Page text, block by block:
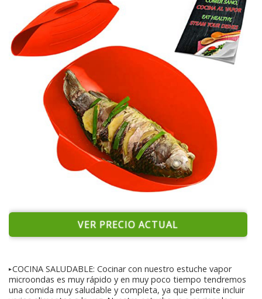
VER PRECIO ACTUAL
➤COCINA SALUDABLE: Cocinar con nuestro estuche vapor
microondas es muy rápido y en muy poco tiempo tendremos
una comida muy saludable y completa, ya que permite incluir